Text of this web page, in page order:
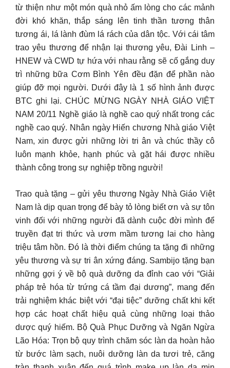
từ thiện như một món quà nhỏ ấm lòng cho các mảnh
đời khó khăn, thắp sáng lên tinh thần tương thân
tương ái, lá lành đùm lá rách của dân tộc. Với cái tâm
trao yêu thương để nhận lại thương yêu, Đài Linh –
HNEW và CWD tự hứa với nhau rằng sẽ cố gắng duy
trì những bữa Cơm Bình Yên đều đặn để phần nào
giúp đỡ mọi người. Dưới đây là 1 số hình ảnh được
BTC ghi lại. CHÚC MỪNG NGÀY NHÀ GIÁO VIỆT
NAM 20/11 Nghề giáo là nghề cao quý nhất trong các
nghề cao quý. Nhân ngày Hiến chương Nhà giáo Việt
Nam, xin được gửi những lời tri ân và chúc thầy cô
luôn mạnh khỏe, hạnh phúc và gặt hái được nhiều
thành công trong sự nghiệp trồng người!
Trao quà tặng – gửi yêu thương Ngày Nhà Giáo Việt
Nam là dịp quan trọng để bày tỏ lòng biết ơn và sự tôn
vinh đối với những người đã dành cuộc đời mình để
truyền đạt tri thức và ươm mầm tương lai cho hàng
triệu tâm hồn. Đó là thời điểm chúng ta tặng đi những
yêu thương và sự tri ân xứng đáng. Sambijo tặng bạn
những gợi ý về bộ quà dưỡng da đỉnh cao với “Giải
pháp trẻ hóa từ trứng cá tầm đại dương”, mang đến
trải nghiệm khác biệt với “đại tiệc” dưỡng chất khi kết
hợp các hoạt chất hiệu quả cùng những loại thảo
dược quý hiếm. Bộ Quà Phục Dưỡng và Ngăn Ngừa
Lão Hóa: Trọn bộ quy trình chăm sóc làn da hoàn hảo
từ bước làm sạch, nuôi dưỡng làn da tươi trẻ, căng